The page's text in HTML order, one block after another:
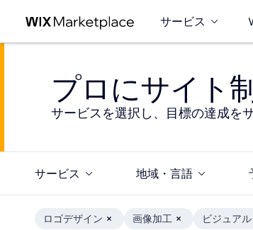
サービス
プロにサイト
サービスを選択し、目標の達成を
サービス 地域・言語
ロゴデザイン 画像加工 ビジュア